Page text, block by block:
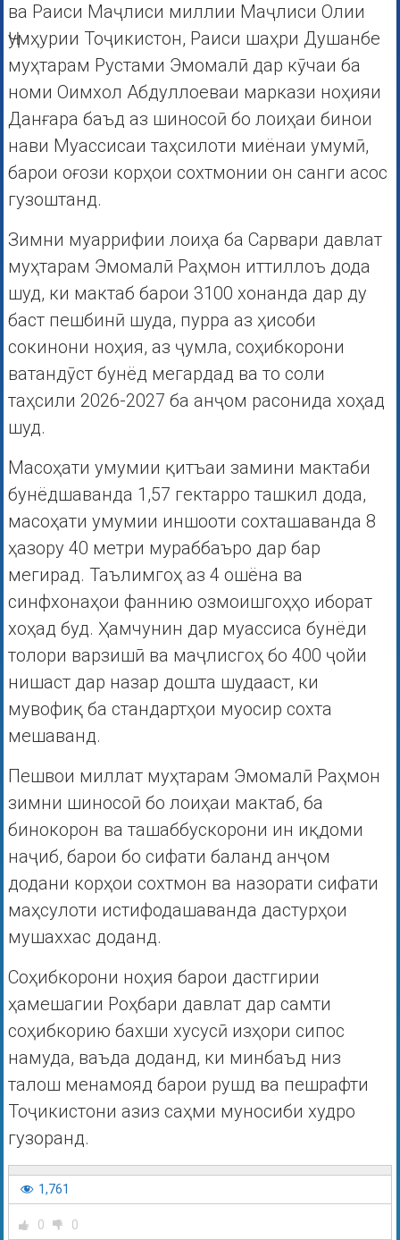
ва Раиси Маҷлиси миллии Маҷлиси Олии
Ҷумҳурии Тоҷикистон, Раиси шаҳри Душанбе
муҳтарам Рустами Эмомалӣ дар кӯчаи ба
номи Оимхол Абдуллоеваи маркази ноҳияи
Данғара баъд аз шиносоӣ бо лоиҳаи бинои
нави Муассисаи таҳсилоти миёнаи умумӣ,
барои оғози корҳои сохтмонии он санги асос
гузоштанд.
Зимни муаррифии лоиҳа ба Сарвари давлат
муҳтарам Эмомалӣ Раҳмон иттиллоъ дода
шуд, ки мактаб барои 3100 хонанда дар ду
баст пешбинӣ шуда, пурра аз ҳисоби
сокинони ноҳия, аз ҷумла, соҳибкорони
ватандӯст бунёд мегардад ва то соли
таҳсили 2026-2027 ба анҷом расонида хоҳад
шуд.
Масоҳати умумии қитъаи замини мактаби
бунёдшаванда 1,57 гектарро ташкил дода,
масоҳати умумии иншооти сохташаванда 8
ҳазору 40 метри мураббаъро дар бар
мегирад. Таълимгоҳ аз 4 ошёна ва
синфхонаҳои фаннию озмоишгоҳҳо иборат
хоҳад буд. Ҳамчунин дар муассиса бунёди
толори варзишӣ ва маҷлисгоҳ бо 400 ҷойи
нишаст дар назар дошта шудааст, ки
мувофиқ ба стандартҳои муосир сохта
мешаванд.
Пешвои миллат муҳтарам Эмомалӣ Раҳмон
зимни шиносоӣ бо лоиҳаи мактаб, ба
бинокорон ва ташаббускорони ин иқдоми
наҷиб, барои бо сифати баланд анҷом
додани корҳои сохтмон ва назорати сифати
маҳсулоти истифодашаванда дастурҳои
мушаххас доданд.
Соҳибкорони ноҳия барои дастгирии
ҳамешагии Роҳбари давлат дар самти
соҳибкорию бахши хусусӣ изҳори сипос
намуда, ваъда доданд, ки минбаъд низ
талош менамояд барои рушд ва пешрафти
Тоҷикистони азиз саҳми муносиби худро
гузоранд.
1,761
0 0